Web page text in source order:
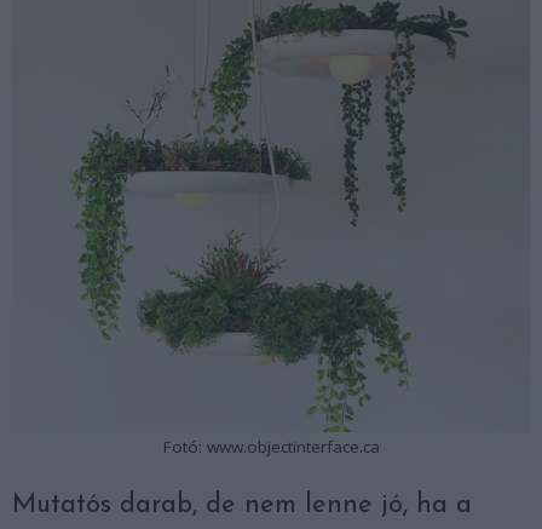
Fotó: www.objectinterface.ca
Mutatós darab, de nem lenne jó, ha a